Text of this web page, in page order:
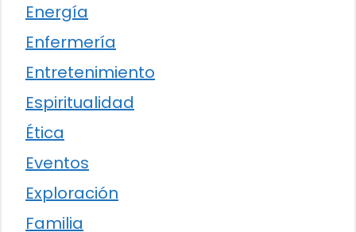
Energía
Enfermería
Entretenimiento
Espiritualidad
Ética
Eventos
Exploración
Familia